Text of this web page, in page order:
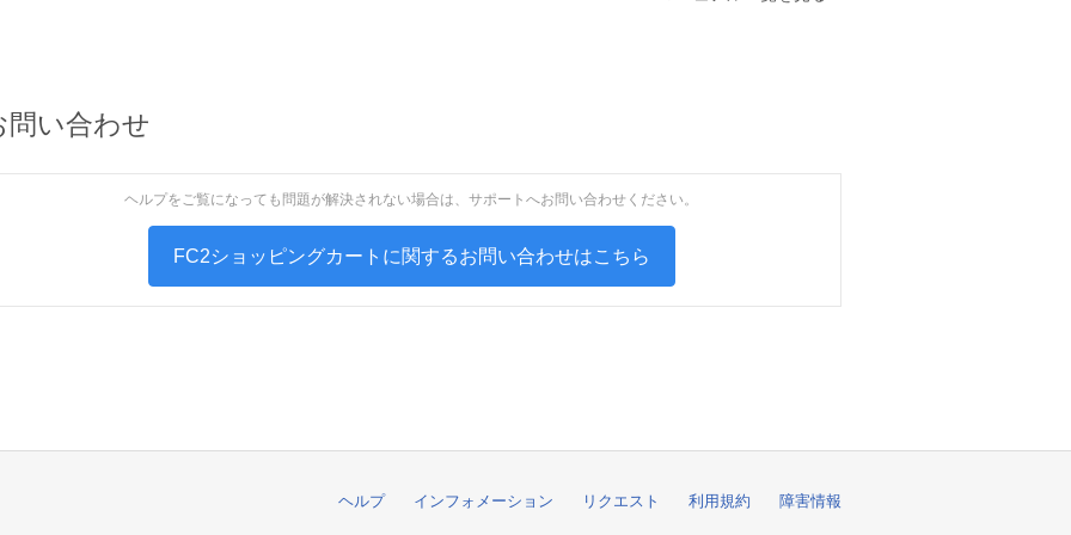
問い合わせ
ヘルプをご覧になっても問題が解決されない場合は、サポートへお問い合わせください。
FC2ショッピングカートに関するお問い合わせはこちら
ヘルプ インフォメーション リクエスト 利用規約 障害情報